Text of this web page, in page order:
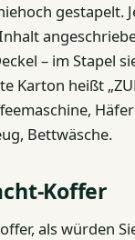
gestapelt.
– im Stapel
Karton heißt
Bettwäsche.
Koffer
als würden